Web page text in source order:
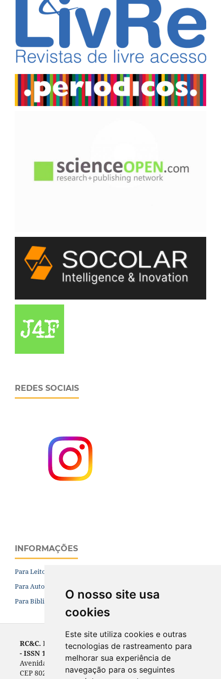
O nosso site usa
cookies
Este site utiliza cookies e outras
tecnologias de rastreamento para
melhorar sua experiência de
navegação para os seguintes
REDES SOCIAIS
INFORMAÇÕES
Para Leitores
Para Autores
Para Bibliotecários
RC&C. Revista de Contabilidade e Controladoria
- ISSN 1984-6266
Avenida Prefeito Lothário Meissner, 632 - Campus III
CEP 80210-070, Curitiba, PR, Brasil